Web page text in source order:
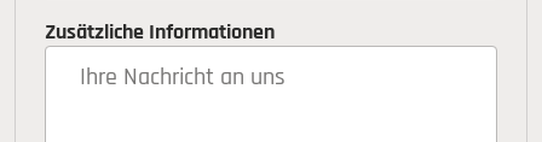
Zusätzliche Informationen